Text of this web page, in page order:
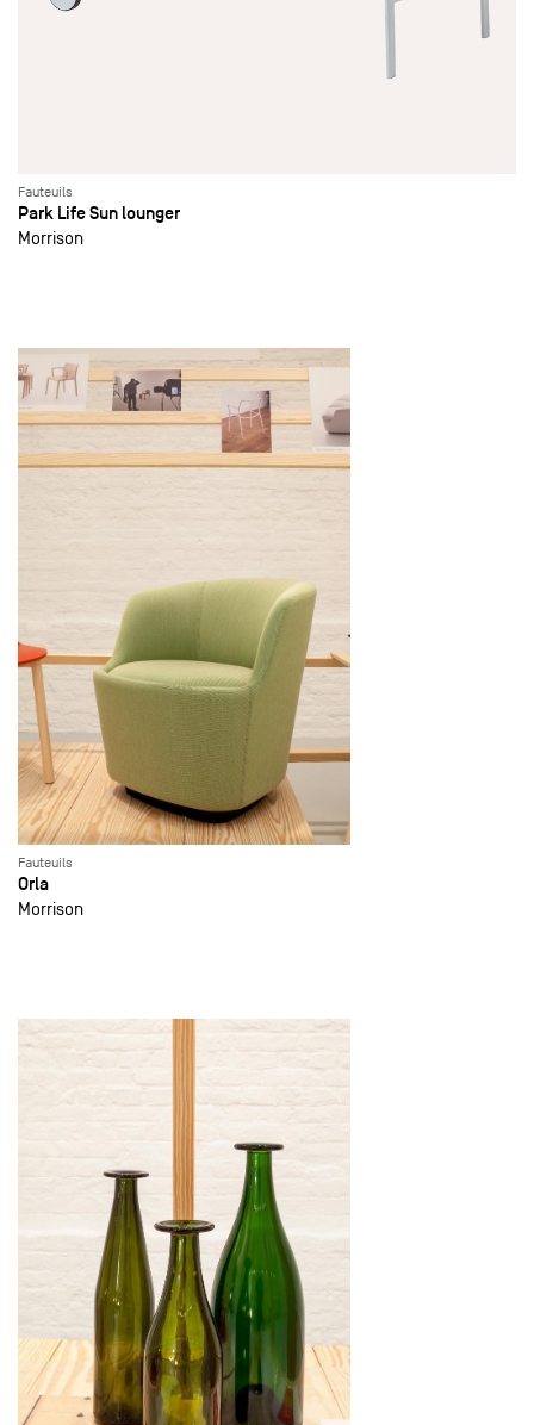
Fauteuils
Park Life Sun lounger
Morrison
Fauteuils
Orla
Morrison